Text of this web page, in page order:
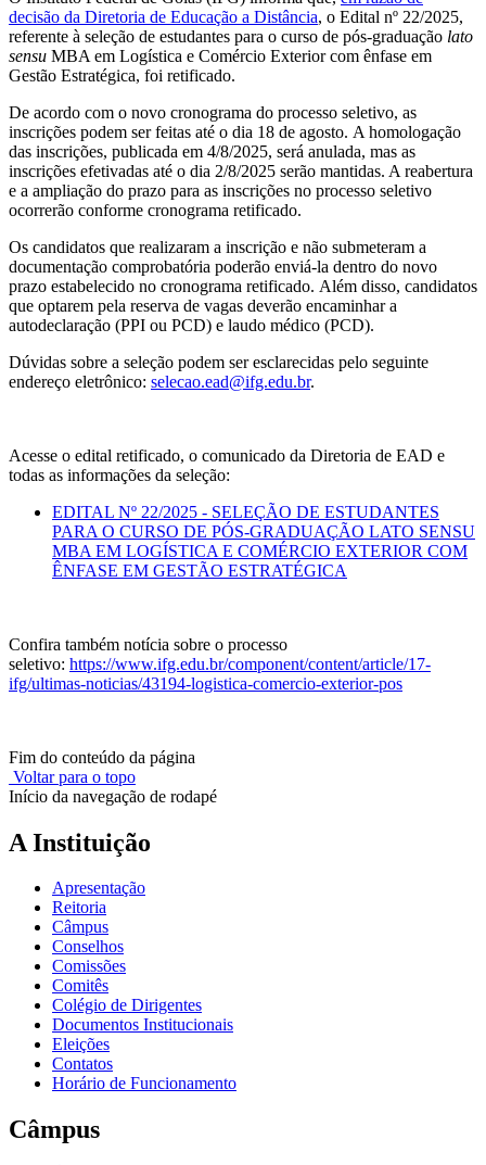
decisão da Diretoria de Educação a Distância, o Edital nº 22/2025,
referente à seleção de estudantes para o curso de pós-graduação lato
sensu MBA em Logística e Comércio Exterior com ênfase em
Gestão Estratégica, foi retificado.
De acordo com o novo cronograma do processo seletivo, as
inscrições podem ser feitas até o dia 18 de agosto. A homologação
das inscrições, publicada em 4/8/2025, será anulada, mas as
inscrições efetivadas até o dia 2/8/2025 serão mantidas. A reabertura
e a ampliação do prazo para as inscrições no processo seletivo
ocorrerão conforme cronograma retificado.
Os candidatos que realizaram a inscrição e não submeteram a
documentação comprobatória poderão enviá-la dentro do novo
prazo estabelecido no cronograma retificado. Além disso, candidatos
que optarem pela reserva de vagas deverão encaminhar a
autodeclaração (PPI ou PCD) e laudo médico (PCD).
Dúvidas sobre a seleção podem ser esclarecidas pelo seguinte
endereço eletrônico: selecao.ead@ifg.edu.br.
Acesse o edital retificado, o comunicado da Diretoria de EAD e
todas as informações da seleção:
EDITAL Nº 22/2025 - SELEÇÃO DE ESTUDANTES
PARA O CURSO DE PÓS-GRADUAÇÃO LATO SENSU
MBA EM LOGÍSTICA E COMÉRCIO EXTERIOR COM
ÊNFASE EM GESTÃO ESTRATÉGICA
Confira também notícia sobre o processo
seletivo: https://www.ifg.edu.br/component/content/article/17-
ifg/ultimas-noticias/43194-logistica-comercio-exterior-pos
Fim do conteúdo da página
Voltar para o topo
Início da navegação de rodapé
A Instituição
Apresentação
Reitoria
Câmpus
Conselhos
Comissões
Comitês
Colégio de Dirigentes
Documentos Institucionais
Eleições
Contatos
Horário de Funcionamento
Câmpus